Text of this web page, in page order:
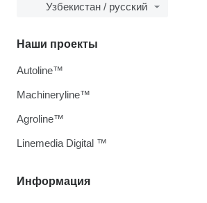
Узбекистан / русский
Информация
Наши проекты
Autoline™
Machineryline™
Agroline™
Linemedia Digital ™